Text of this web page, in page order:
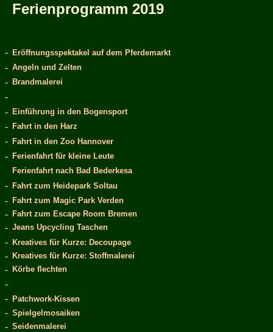
Ferienprogramm 2019
- Eröffnungsspektakel auf dem Pferdemarkt
- Angeln und Zelten
- Brandmalerei
-
- Einführung in den Bogensport
- Fahrt in den Harz
- Fahrt in den Zoo Hannover
- Ferienfahrt für kleine Leute
Ferienfahrt nach Bad Bederkesa
- Fahrt zum Heidepark Soltau
- Fahrt zum Magic Park Verden
- Fahrt zum Escape Room Bremen
- Jeans Upcycling Taschen
- Kreatives für Kurze: Decoupage
- Kreatives für Kurze: Stoffmalerei
- Körbe flechten
-
- Patchwork-Kissen
- Spielgelmosaiken
- Seidenmalerei